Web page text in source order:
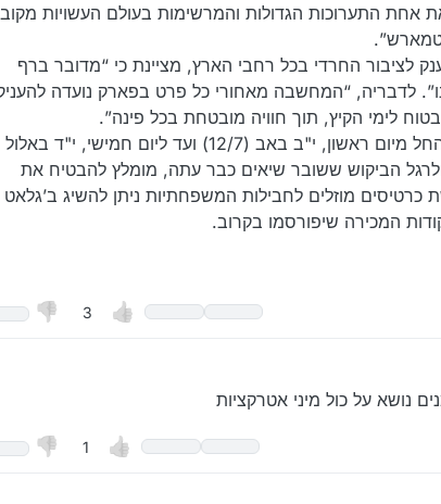
התערוכות הגדולות והמרשימות בעולם העשויות
לציבור החרדי בכל רחבי הארץ, מציינת כי “מדובר ברף
לדבריה, “המחשבה מאחורי כל פרט בפארק נועדה
לימי הקיץ, תוך חוויה מובטחת בכל פינה”.
הפארק יפתח את שעריו לקהל הרחב החל מיום ראשון, י"ב באב (12/7) ועד ליום חמישי, י"ד באלול
ולרגל הביקוש ששובר שיאים כבר עתה, מומלץ להבטיח את
מוזלים לחבילות המשפחתיות ניתן להשיג ב’גלאט
המכירה שיפורסמו בקרוב.
3
נושא על כול מיני אטרקציות
1